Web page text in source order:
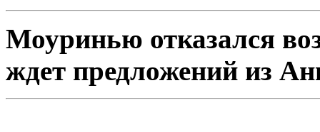
Моуринью отказался
ждет предложений из